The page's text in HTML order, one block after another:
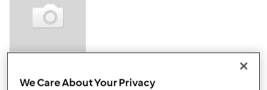
#4
Zarejestrowanych osób jest dużo ale po ilości osób
We Care About Your Privacy